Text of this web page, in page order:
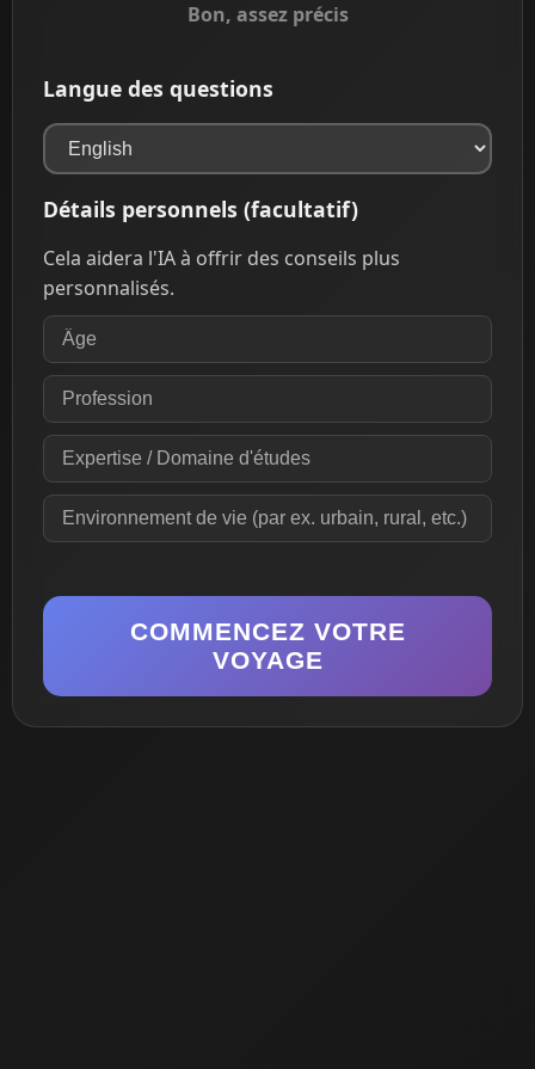
Bon, assez précis
Langue des questions
Détails personnels (facultatif)
Cela aidera l'IA à offrir des conseils plus
personnalisés.
COMMENCEZ VOTRE
VOYAGE